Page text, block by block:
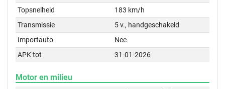
Topsnelheid
183 km/h
Transmissie
5 v., handgeschakeld
Importauto
Nee
APK tot
31-01-2026
Motor en milieu